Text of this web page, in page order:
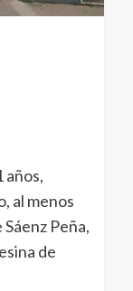
años,
al menos
Peña,
de